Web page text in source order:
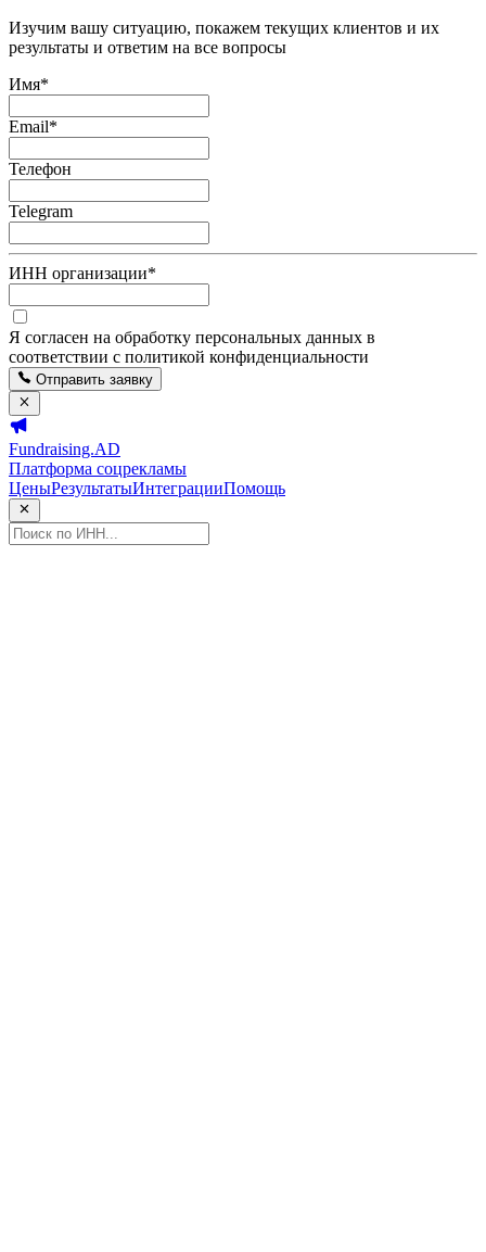
Изучим вашу ситуацию, покажем текущих клиентов и их
результаты и ответим на все вопросы
Имя*
Email*
Телефон
Telegram
ИНН организации*
Я согласен на обработку персональных данных в
соответствии с политикой конфиденциальности
Отправить заявку
Fundraising.AD
Платформа соцрекламы
ЦеныРезультатыИнтеграцииПомощь